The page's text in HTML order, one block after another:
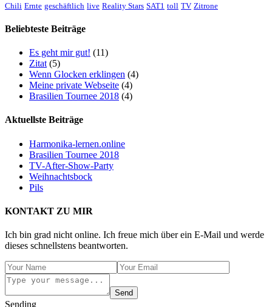
Chili Ernte geschäftlich live Reality Stars SAT1 toll TV Zitrone
Beliebteste Beiträge
Es geht mir gut! (11)
Zitat (5)
Wenn Glocken erklingen (4)
Meine private Webseite (4)
Brasilien Tournee 2018 (4)
Aktuellste Beiträge
Harmonika-lernen.online
Brasilien Tournee 2018
TV-After-Show-Party
Weihnachtsbock
Pils
KONTAKT ZU MIR
Ich bin grad nicht online. Ich freue mich über ein E-Mail und werde
dieses schnellstens beantworten.
Send
Sending